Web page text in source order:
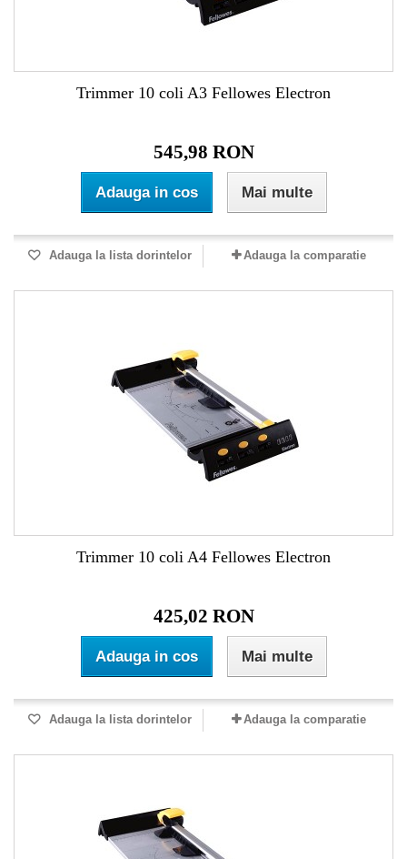
Trimmer 10 coli A3 Fellowes Electron
545,98 RON
Adauga in cos Mai multe
Adauga la lista dorintelor Adauga la comparatie
Trimmer 10 coli A4 Fellowes Electron
425,02 RON
Adauga in cos Mai multe
Adauga la lista dorintelor Adauga la comparatie